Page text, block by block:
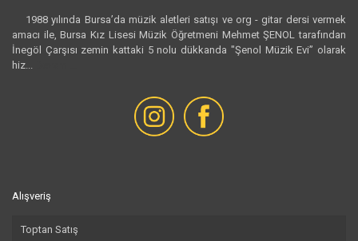
1988 yılında Bursa’da müzik aletleri satışı ve org - gitar dersi vermek
amacı ile, Bursa Kız Lisesi Müzik Öğretmeni Mehmet ŞENOL tarafından
İnegöl Çarşısı zemin kattaki 5 nolu dükkanda "Şenol Müzik Evi” olarak
hiz...
Alışveriş
Toptan Satış